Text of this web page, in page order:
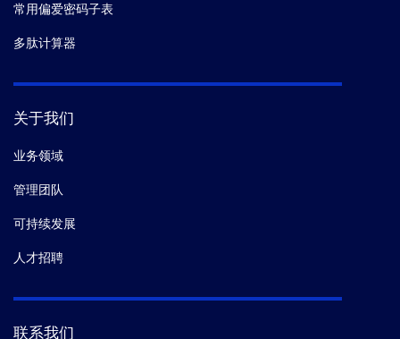
常用偏爱密码子表
多肽计算器
关于我们
业务领域
管理团队
可持续发展
人才招聘
联系我们